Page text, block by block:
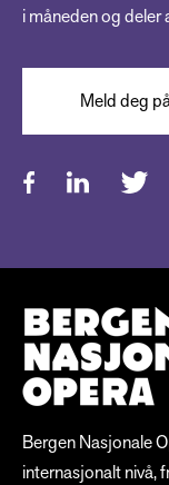
i måneden og deler
Meld deg
Bergen Nasjonale
internasjonalt nivå,